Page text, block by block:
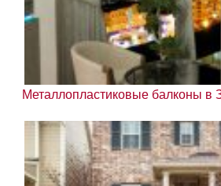
Металлопластиковые балконы в